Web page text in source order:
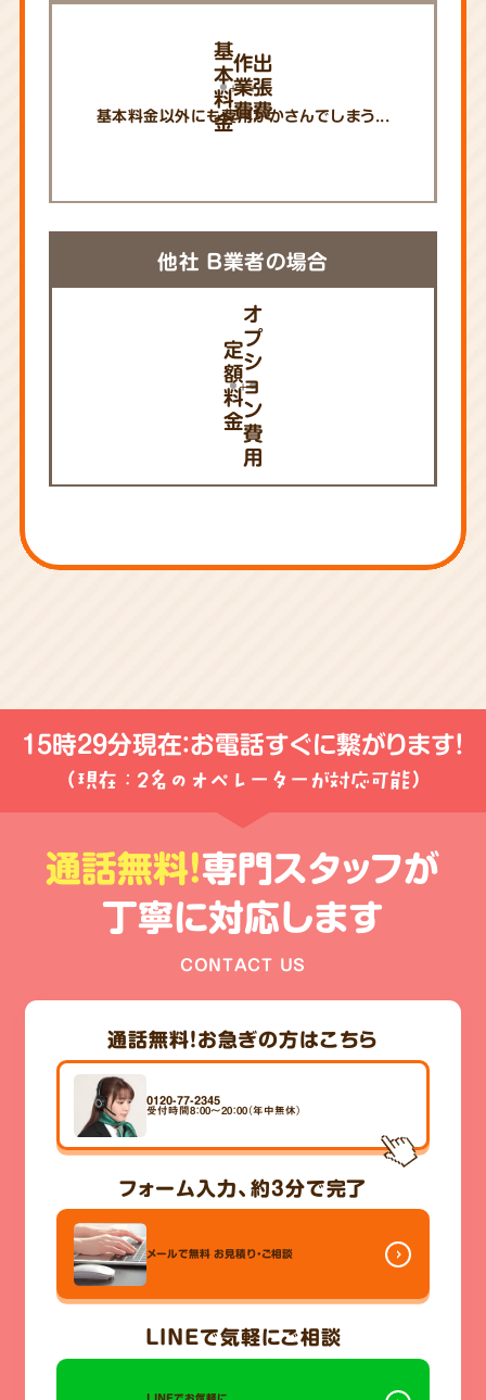
基
本
料
金
作
業
費
出
張
費
基本料金以外にも費用がかさんでしまう...
他社 B業者の場合
定
額
料
金
オ
プ
シ
ョ
ン
費
用
15時29分現在：お電話すぐに繋がります！
（現在：2名のオペレーターが対応可能）
通話無料!専門スタッフが
丁寧に対応します
CONTACT US
通話無料！お急ぎの方はこちら
0120-77-2345
受付時間8：00～20：00（年中無休）
フォーム入力、 約3分で完了
メールで無料 お見積り・ご相談
LINEで気軽にご相談